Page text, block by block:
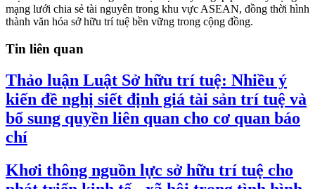
mạng lưới chia sẻ tài nguyên trong khu vực ASEAN, đồng thời hình
thành văn hóa sở hữu trí tuệ bền vững trong cộng đồng.
Tin liên quan
Thảo luận Luật Sở hữu trí tuệ: Nhiều ý
kiến đề nghị siết định giá tài sản trí tuệ và
bổ sung quyền liên quan cho cơ quan báo
chí
Khơi thông nguồn lực sở hữu trí tuệ cho